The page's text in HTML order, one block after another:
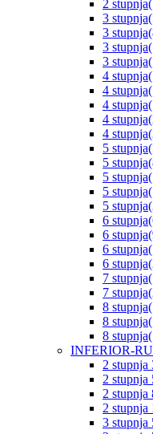
2
3
3
3
3
4
4
4
4
4
5
5
5
5
5
6
6
6
6
7
7
8
8
8
INFERIOR-
2 stupnja
2 stupnja
2 stupnja
2 stupnja
3 stupnja